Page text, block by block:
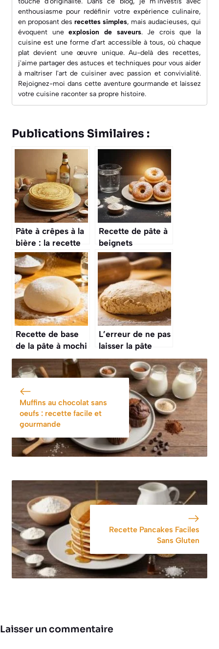
enthousiasme pour redéfinir votre expérience culinaire,
en proposant des recettes simples, mais audacieuses, qui
évoquent uneexplosion de saveurs. Je crois que la
cuisine est une forme d'art accessible à tous, où chaque
plat devient une œuvre unique. Au-delà des recettes,
j'aime partager des astuces et techniques pour vous aider
à maîtriser l'art de cuisiner avec passion et convivialité.
Rejoignez-moi dans cette aventure gourmande et laissez
votre cuisine raconter sa propre histoire.
Publications Similaires :
Pâte à crêpes à la
bière : la recette
facile et rapide
Recette de pâte à
beignets
moelleuse au
Thermomix
Recette de base
de la pâte à mochi
: préparation
facile et rapide
L’erreur de ne pas
laisser la pâte
sablée reposer au
froid, ce qui la
rend cassante et
difficile à étaler
Muffins au chocolat sans
oeufs : recette facile et
gourmande
Recette Pancakes Faciles
Sans Gluten
Laisser un commentaire